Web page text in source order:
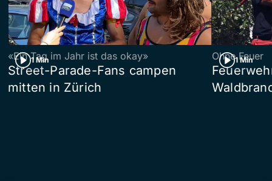
1 Min
«Ein Tag im Jahr ist das okay»
Street-Parade-Fans campen
mitten in Zürich
1 Min
Ohne Feuer